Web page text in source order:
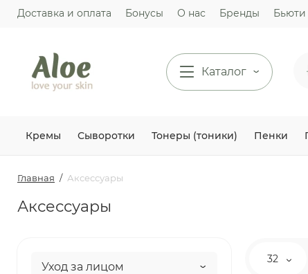
Доставка и оплата Бонусы О нас Бренды Бьюти
Каталог
Кремы Сыворотки Тонеры (тоники) Пенки
Главная Аксессуары
Аксессуары
Уход за лицом
32